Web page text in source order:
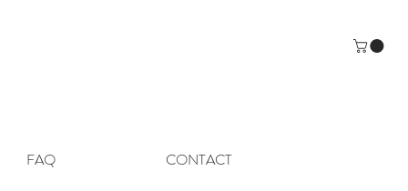
FAQ CONTACT